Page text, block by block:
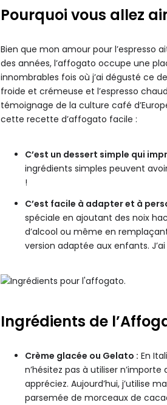
Pourquoi vous allez
Bien que mon amour pour l’espresso
des années, l’affogato occupe une
innombrables fois où j’ai dégusté ce
froide et crémeuse et l’espresso
témoignage de la culture café
cette recette d’affogato facile :
C’est un dessert simple qui
ingrédients simples peuvent
!
C’est facile à adapter et à
spéciale en ajoutant des noix
d’alcool ou même en
version adaptée aux enfants.
Ingrédients de
Crème glacée ou Gelato : En
n’hésitez pas à utiliser
appréciez. Aujourd’hui, j’utilise
parsemée de morceaux de